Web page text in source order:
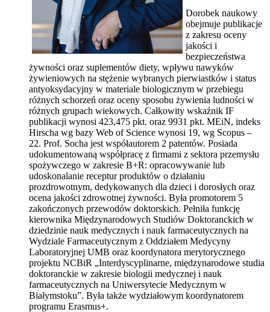
Dorobek naukowy
obejmuje publikacje
z zakresu oceny
jakości i
bezpieczeństwa
żywności oraz suplementów diety, wpływu nawyków
żywieniowych na stężenie wybranych pierwiastków i status
antyoksydacyjny w materiale biologicznym w przebiegu
różnych schorzeń oraz oceny sposobu żywienia ludności w
różnych grupach wiekowych. Całkowity wskaźnik IF
publikacji wynosi 423,475 pkt. oraz 9931 pkt. MEiN, indeks
Hirscha wg bazy Web of Science wynosi 19, wg Scopus –
22. Prof. Socha jest współautorem 2 patentów. Posiada
udokumentowaną współpracę z firmami z sektora przemysłu
spożywczego w zakresie B+R: opracowywanie lub
udoskonalanie receptur produktów o działaniu
prozdrowotnym, dedykowanych dla dzieci i dorosłych oraz
ocena jakości zdrowotnej żywności. Była promotorem 5
zakończonych przewodów doktorskich. Pełniła funkcję
kierownika Międzynarodowych Studiów Doktoranckich w
dziedzinie nauk medycznych i nauk farmaceutycznych na
Wydziale Farmaceutycznym z Oddziałem Medycyny
Laboratoryjnej UMB oraz koordynatora merytorycznego
projektu NCBiR „Interdyscyplinarne, międzynarodowe studia
doktoranckie w zakresie biologii medycznej i nauk
farmaceutycznych na Uniwersytecie Medycznym w
Białymstoku”. Była także wydziałowym koordynatorem
programu Erasmus+.